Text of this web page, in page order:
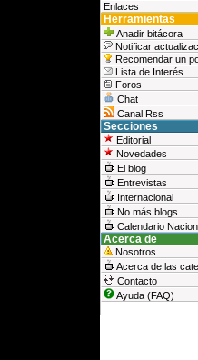
Enlaces
Herramientas
Anadir bitácora
Notificar
Recomendar un
Lista de Interés
Foros
Chat
Canal Rss
Secciones
Editorial
Novedades
El blog
Entrevistas
Internacional
No más blogs
Calendario
Acerca de
Nosotros
Acerca de las
Contacto
Ayuda (FAQ)